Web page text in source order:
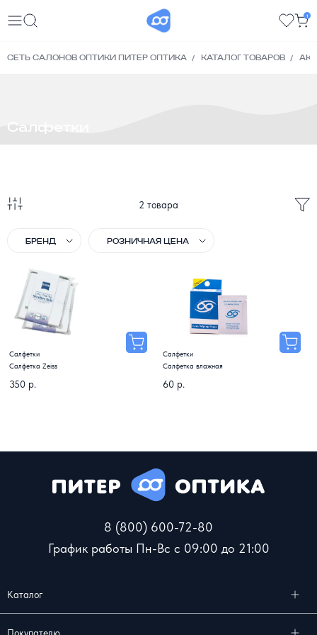
1
СЕТЬ САЛОНОВ ОПТИКИ ПИТЕР ОПТИКА КАТАЛОГ ТОВАРОВ
Салфетки
2 товара ПО
БРЕНД РОЗНИЧНАЯ ЦЕНА
Салфетки
Салфетка Zeiss
350 р.
Салфетки
Салфетка влажная
60 р.
8 (800) 600-72-80
График работы Пн-Вс с 09:00 до 21:00
Каталог